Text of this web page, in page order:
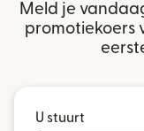
Meld je
promotiekoers
U stuurt